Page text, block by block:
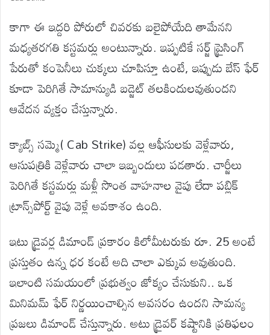
కాగా ఈ ఇద్దరి పోరులో చివరకు బలైపోయేది తామేనని
మధ్యతరగతి కస్టమర్లు అంటున్నారు. ఇప్పటికే సర్జ్ ప్రైసింగ్
పేరుతో కంపెనీలు చుక్కలు చూపిస్తూ ఉంటే, ఇప్పుడు బేస్ ఫేర్
కూడా పెరిగితే సామాన్యుడి బడ్జెట్ తలకిందులవుతుందని
ఆవేదన వ్యక్తం చేస్తున్నారు.
క్యాబ్స్ సమ్మె( Cab Strike) వల్ల ఆఫీసులకు వెళ్లేవారు,
ఆసుపత్రికి వెళ్లేవారు చాలా ఇబ్బందులు పడతారు. చార్జీలు
పెరిగితే కస్టమర్లు మళ్లీ సొంత వాహనాల వైపు లేదా పబ్లిక్
ట్రాన్స్‌పోర్ట్ వైపు వెళ్లే అవకాశం ఉంది.
ఇటు డ్రైవర్ల డిమాండ్ ప్రకారం కిలోమీటరుకు రూ. 25 అంటే
ప్రస్తుతం ఉన్న ధర కంటే అది చాలా ఎక్కువ అవుతుంది.
ఇలాంటి సమయంలో ప్రభుత్వం జోక్యం చేసుకుని.. ఒక
మినిమమ్ ఫేర్ నిర్ణయించాల్సిన అవసరం ఉందని సామన్య
ప్రజలు డిమాండ్ చేస్తున్నారు. అటు డ్రైవర్ కష్టానికి ప్రతిఫలం